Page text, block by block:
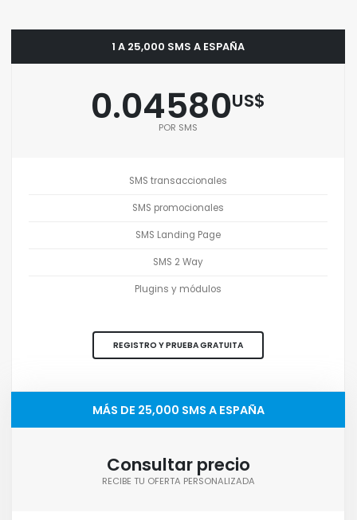
1 A 25,000 SMS A ESPAÑA
0.04580US$
POR SMS
SMS transaccionales
SMS promocionales
SMS Landing Page
SMS 2 Way
Plugins y módulos
REGISTRO Y PRUEBA GRATUITA
MÁS DE 25,000 SMS A ESPAÑA
Consultar precio
RECIBE TU OFERTA PERSONALIZADA